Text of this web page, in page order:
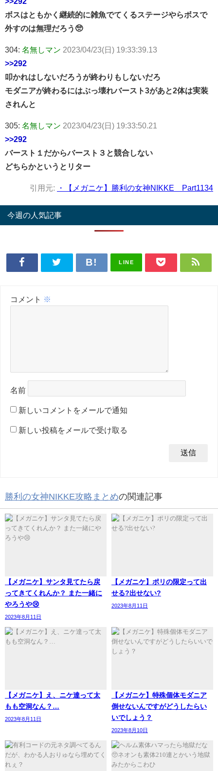
ボスはともかく継続的に雑魚でてくるステージやらボスで
外すのは無理だろう🥺
304: 名無しマン 2023/04/23(日) 19:33:39.13
>>292
叩かれはしないだろうが終わりもしないだろ
モダニアが終わるにはぶっ壊れバースト3があと2体は実装
されんと
305: 名無しマン 2023/04/23(日) 19:33:50.21
>>292
バースト１だからバースト３と競合しない
どちらかというとリター
引用元: ・【メガニケ】勝利の女神NIKKE Part1134
今週の人気記事
LINE
コメント ※
名前
新しいコメントをメールで通知
新しい投稿をメールで受け取る
勝利の女神NIKKE攻略まとめの関連記事
【メガニケ】サンタ見てたら戻
ってきてくれんか？ また一緒に
やろうや😢
2023年8月11日
【メガニケ】ポリの限定って出
せる?出せない?
2023年8月11日
【メガニケ】え、ニケ達って太
もも空洞なん？…
2023年8月11日
【メガニケ】特殊個体モダニア
倒せないんですがどうしたらい
いでしょう？
2023年8月10日